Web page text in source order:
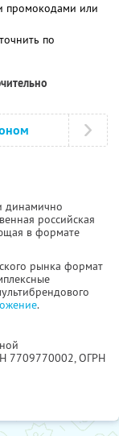
промокодами или
по
динамично
российская
в формате
рынка формат
.
7709770002, ОГРН